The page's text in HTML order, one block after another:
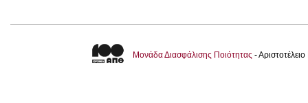
Μονάδα Διασφάλισης Ποιότητας -